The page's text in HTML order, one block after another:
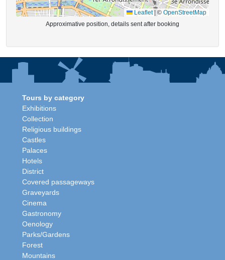
Leaflet | © OpenStreetMap
Approximative position, details sent after booking
Tours by category
Exhibitions
Collection
Religious buildings
Castles
Palaces
Hotels
District
Covered passageways
Graveyards
Cinema
Gastronomy
Oenology
Parks/Gardens
Forest
Mountains